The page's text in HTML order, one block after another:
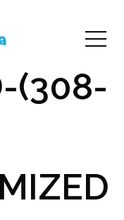
(308-